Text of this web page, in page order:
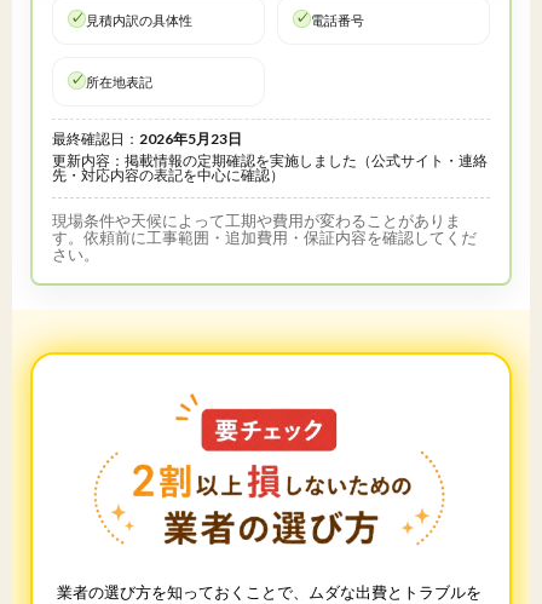
見積内訳の具体性 電話番号
所在地表記
最終確認日： 2026年5月23日
更新内容：掲載情報の定期確認を実施しました（公式サイト・連絡
先・対応内容の表記を中心に確認）
現場条件や天候によって工期や費用が変わることがありま
す。依頼前に工事範囲・追加費用・保証内容を確認してくだ
さい。
業者の選び方を知っておくことで、ムダな出費とトラブルを